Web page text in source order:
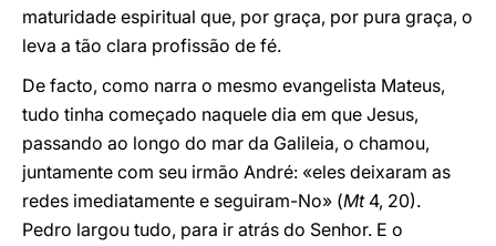
maturidade espiritual que, por graça, por pura graça, o
leva a tão clara profissão de fé.
De facto, como narra o mesmo evangelista Mateus,
tudo tinha começado naquele dia em que Jesus,
passando ao longo do mar da Galileia, o chamou,
juntamente com seu irmão André: «eles deixaram as
redes imediatamente e seguiram-No» (Mt4, 20).
Pedro largou tudo, para ir atrás do Senhor. E o